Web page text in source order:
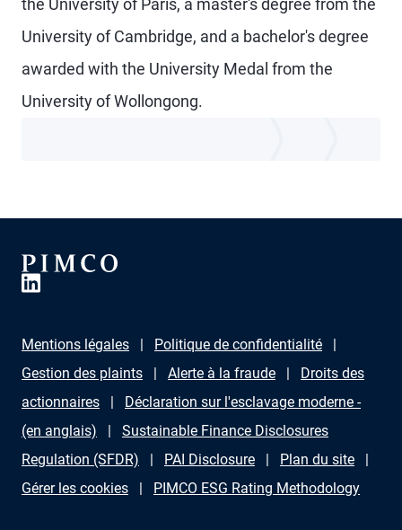
the University of Paris, a master's degree from the
University of Cambridge, and a bachelor's degree
awarded with the University Medal from the
University of Wollongong.
Mentions légales
Politique de confidentialité
Gestion des plaints
Alerte à la fraude
Droits des
actionnaires
Déclaration sur l'esclavage moderne -
(en anglais)
Sustainable Finance Disclosures
Regulation (SFDR)
PAI Disclosure
Plan du site
Gérer les cookies
PIMCO ESG Rating Methodology